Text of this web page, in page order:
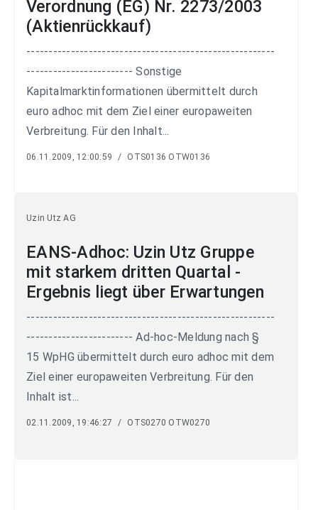
Verordnung (EG) Nr. 2273/2003
(Aktienrückkauf)
--------------------------------------------------------
------------------------ Sonstige
Kapitalmarktinformationen übermittelt durch
euro adhoc mit dem Ziel einer europaweiten
Verbreitung. Für den Inhalt...
06.11.2009, 12:00:59 / OTS0136 OTW0136
Uzin Utz AG
EANS-Adhoc: Uzin Utz Gruppe
mit starkem dritten Quartal -
Ergebnis liegt über Erwartungen
--------------------------------------------------------
------------------------ Ad-hoc-Meldung nach §
15 WpHG übermittelt durch euro adhoc mit dem
Ziel einer europaweiten Verbreitung. Für den
Inhalt ist...
02.11.2009, 19:46:27 / OTS0270 OTW0270